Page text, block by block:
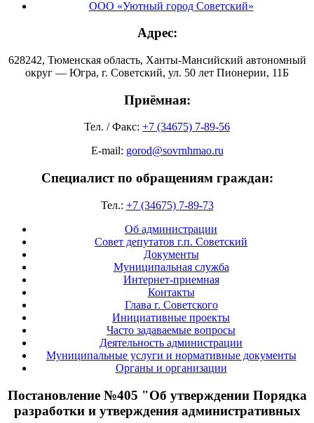
ООО «Уютный город Советский»
Адрес:
628242, Тюменская область, Ханты-Мансийский автономный
округ — Югра, г. Советский, ул. 50 лет Пионерии, 11Б
Приёмная:
Тел. / Факс: +7 (34675) 7-89-56
E-mail: gorod@sovrnhmao.ru
Специалист по обращениям граждан:
Тел.: +7 (34675) 7-89-73
Об администрации
Совет депутатов г.п. Советский
Документы
Муниципальная служба
Интернет-приемная
Контакты
Глава г. Советского
Инициативные проекты
Часто задаваемые вопросы
Деятельность администрации
Муниципальные услуги и нормативные документы
Органы и организации
Постановление №405 "Об утверждении Порядка
разработки и утверждения административных